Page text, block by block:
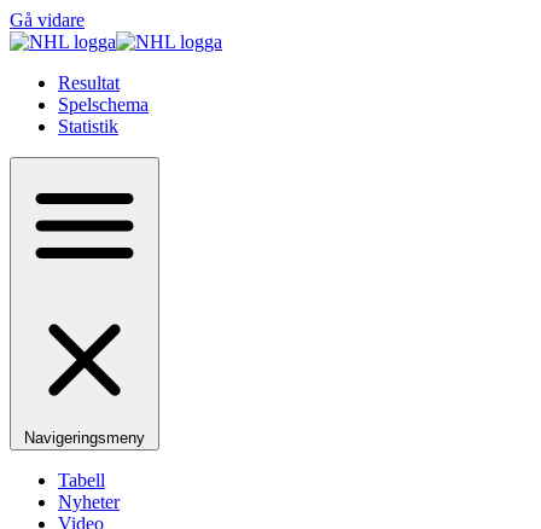
Gå vidare
Resultat
Spelschema
Statistik
Navigeringsmeny
Tabell
Nyheter
Video